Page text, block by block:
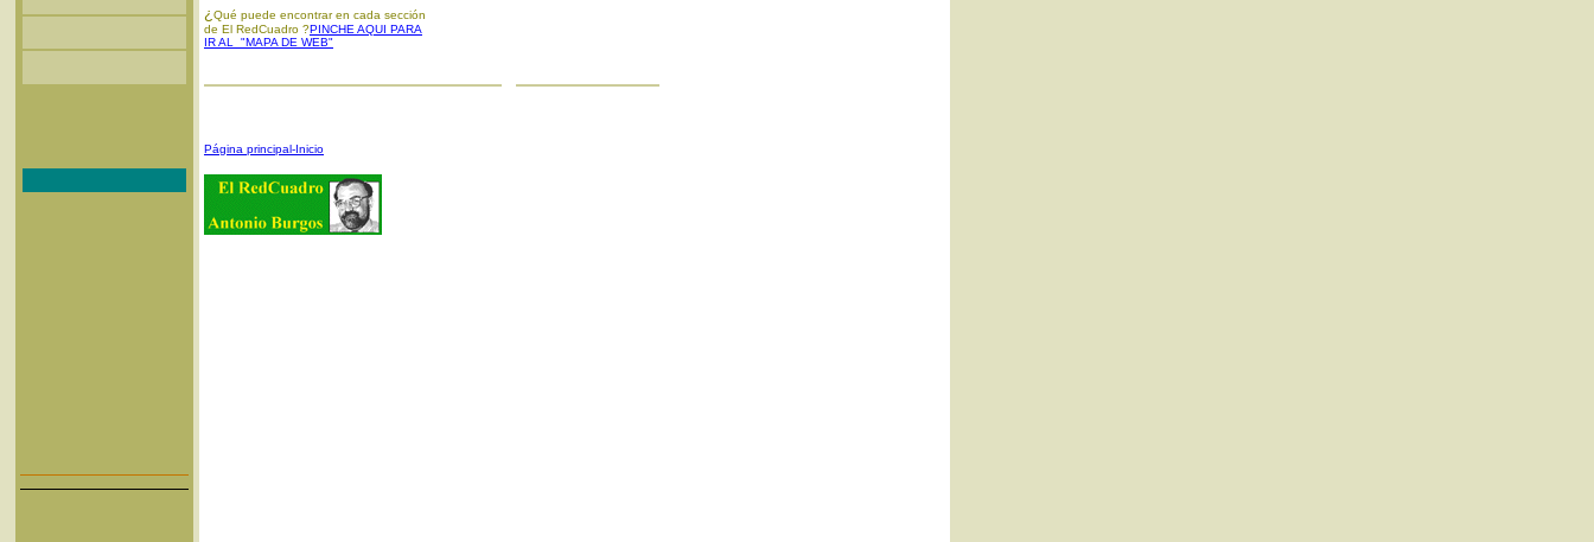
¿ Qué puede encontrar en cada sección
de El RedCuadro ?PINCHE AQUI PARA
IR AL "MAPA DE WEB"
Página principal-Inicio